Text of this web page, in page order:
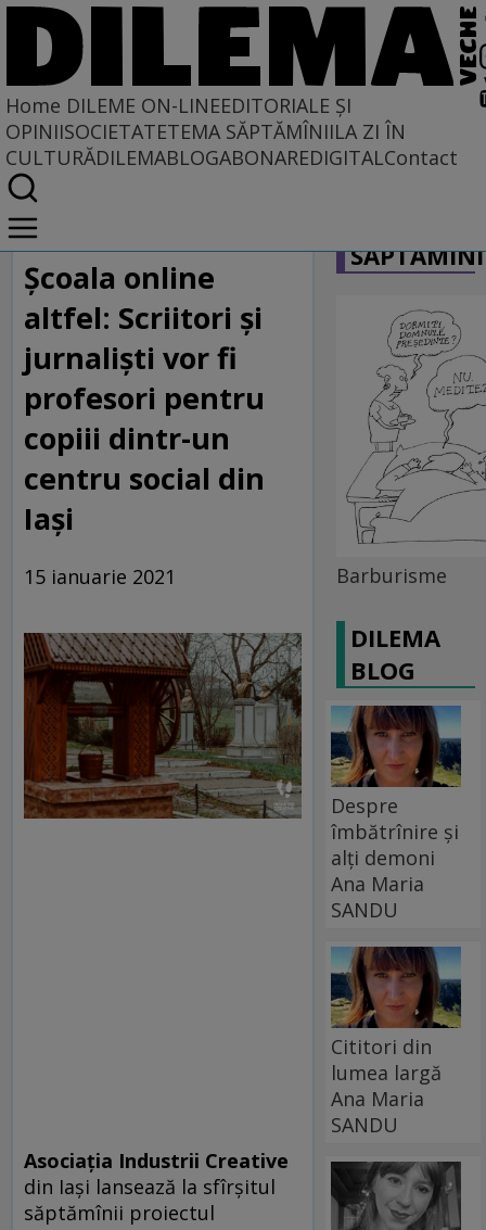
Home DILEME ON-LINEEDITORIALE ȘI
OPINIISOCIETATETEMA SĂPTĂMÎNIILA ZI ÎN
CULTURĂDILEMABLOGABONAREDIGITALContact
Home
Dileme on-line
Școala online
altfel: Scriitori și
jurnaliști vor fi
profesori pentru
copiii dintr-un
centru social din
Iași
15 ianuarie 2021
Asociația Industrii Creative
din Iași lansează la sfîrșitul
săptămînii proiectul
Barburisme
DILEMA
BLOG
Despre
îmbătrînire și
alți demoni
Ana Maria
SANDU
Cititori din
lumea largă
Ana Maria
SANDU